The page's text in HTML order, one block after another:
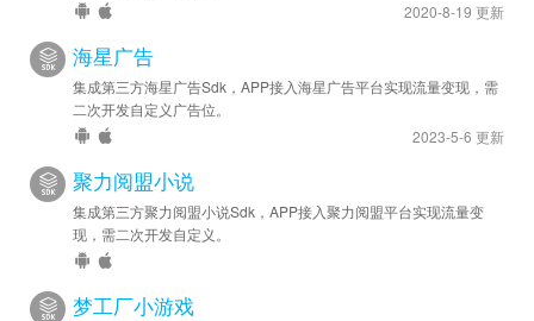
2020-8-19 更新
海星广告
集成第三方海星广告Sdk，APP接入海星广告平台实现流量变现，需
二次开发自定义广告位。
2023-5-6 更新
聚力阅盟小说
集成第三方聚力阅盟小说Sdk，APP接入聚力阅盟平台实现流量变
现，需二次开发自定义。
梦工厂小游戏